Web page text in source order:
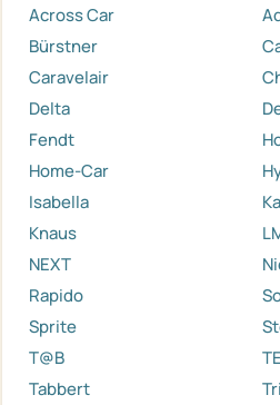
Across Car
Bürstner
Caravelair
Delta
Fendt
Home-Car
Isabella
Knaus
NEXT
Rapido
Sprite
T@B
Tabbert